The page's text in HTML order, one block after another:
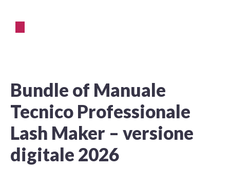
Bundle of Manuale
Tecnico Professionale
Lash Maker – versione
digitale 2026